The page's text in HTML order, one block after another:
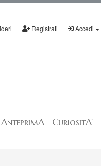
Registrati Accedi
AnteprimA CuriositA'